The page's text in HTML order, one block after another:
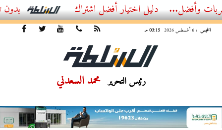
أفضل اشتراك IPTV بدون تقطيع 2026 – دليل المشاهد العصري
الخميس ، 6 أغسطس 2026 03:15 مـ
رئيس التحرير محمد السعدني